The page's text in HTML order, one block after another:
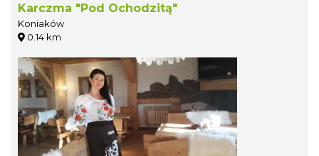
Karczma "Pod Ochodzitą"
Koniaków
0.14 km